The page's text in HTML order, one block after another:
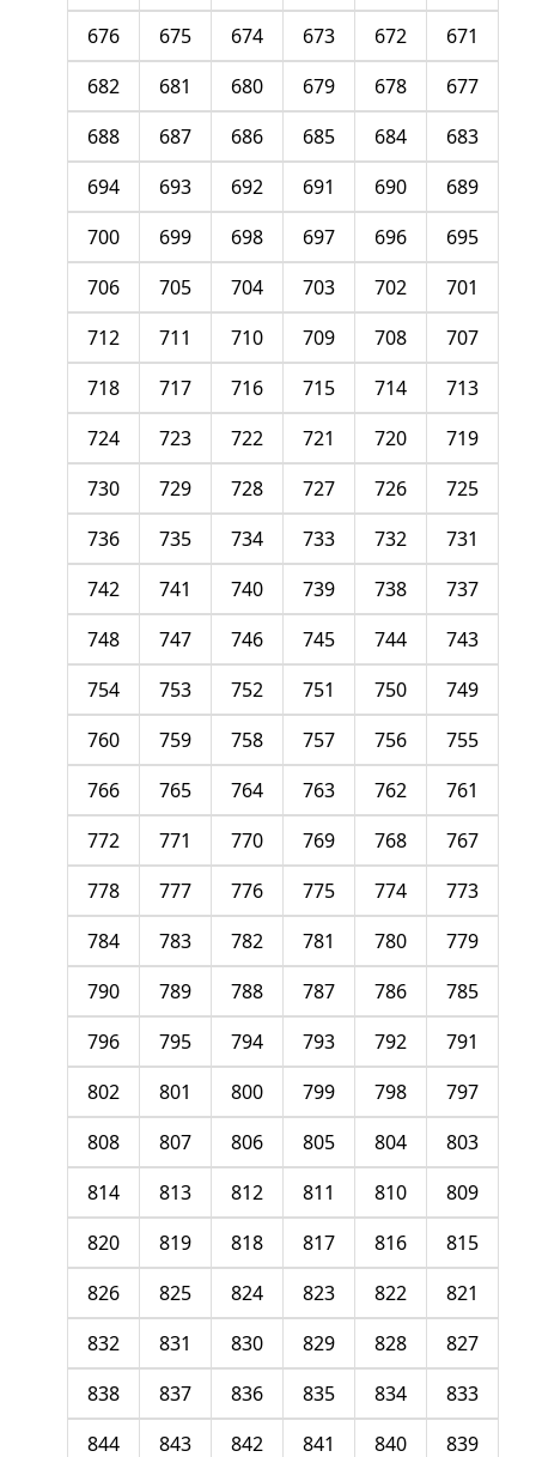
671
672
673
674
675
676
677
678
679
680
681
682
683
684
685
686
687
688
689
690
691
692
693
694
695
696
697
698
699
700
701
702
703
704
705
706
707
708
709
710
711
712
713
714
715
716
717
718
719
720
721
722
723
724
725
726
727
728
729
730
731
732
733
734
735
736
737
738
739
740
741
742
743
744
745
746
747
748
749
750
751
752
753
754
755
756
757
758
759
760
761
762
763
764
765
766
767
768
769
770
771
772
773
774
775
776
777
778
779
780
781
782
783
784
785
786
787
788
789
790
791
792
793
794
795
796
797
798
799
800
801
802
803
804
805
806
807
808
809
810
811
812
813
814
815
816
817
818
819
820
821
822
823
824
825
826
827
828
829
830
831
832
833
834
835
836
837
838
839
840
841
842
843
844